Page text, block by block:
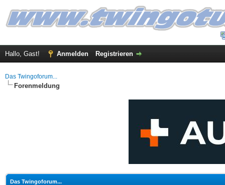
Hallo, Gast! Anmelden Registrieren
Das Twingoforum...
Forenmeldung
Das Twingoforum...